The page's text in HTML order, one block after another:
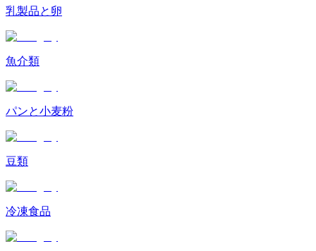
乳製品と卵
魚介類
パンと小麦粉
豆類
冷凍食品